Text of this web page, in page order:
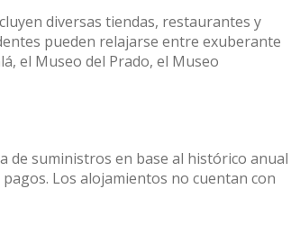
diversas tiendas, restaurantes y
pueden relajarse entre exuberante
el Museo del Prado, el Museo
de suministros en base al histórico anual
Los alojamientos no cuentan con